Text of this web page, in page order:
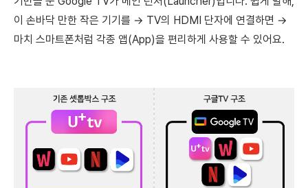
이 손바닥 만한 작은 기기를 → TV의 HDMI 단자에 연결하면 →
마치 스마트폰처럼 각종 앱(App)을 편리하게 사용할 수 있어요.